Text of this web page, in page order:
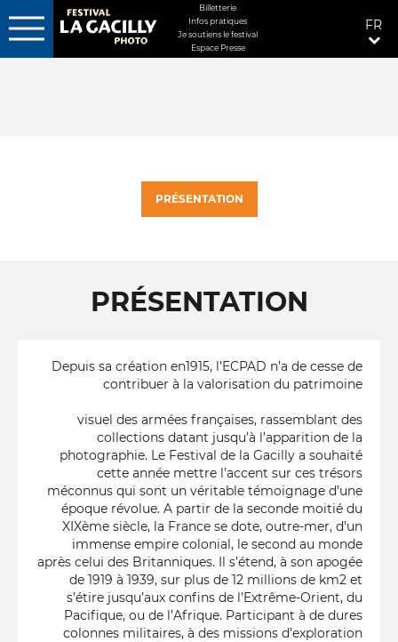
Aller
MENU
FIXÉ
Billetterie
Infos pratiques
Je soutiens le festival
Espace Presse
FR
PRÉSENTATION
PRÉSENTATION
Depuis sa création en1915, l’ECPAD n’a de cesse de
contribuer à la valorisation du patrimoine
visuel des armées françaises, rassemblant des
collections datant jusqu’à l’apparition de la
photographie. Le Festival de la Gacilly a souhaité
cette année mettre l’accent sur ces trésors
méconnus qui sont un véritable témoignage d’une
époque révolue. A partir de la seconde moitié du
XIXème siècle, la France se dote, outre-mer, d’un
immense empire colonial, le second au monde
après celui des Britanniques. Il s’étend, à son apogée
de 1919 à 1939, sur plus de 12 millions de km2 et
s’étire jusqu’aux confins de l’Extrême-Orient, du
Pacifique, ou de l’Afrique. Participant à de dures
colonnes militaires, à des missions d’exploration